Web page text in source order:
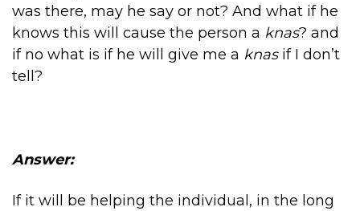
was there, may he say or not? And what if he
knows this will cause the person a knas? and
if no what is if he will give me a knasif I don’t
tell?
Answer:
If it will be helping the individual, in the long